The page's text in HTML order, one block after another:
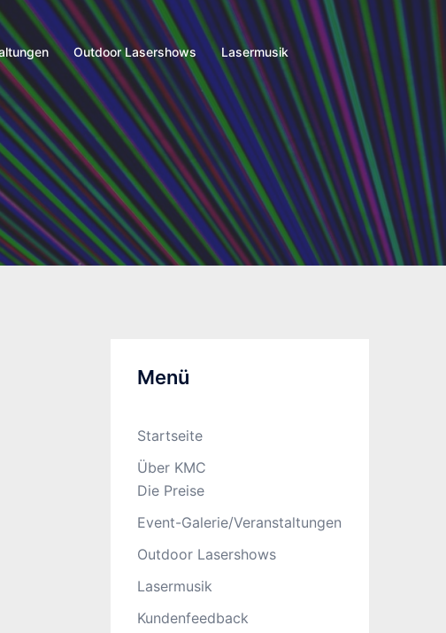
Outdoor Lasershows
Lasermusik
Menü
Startseite
Über KMC
Die Preise
Event-Galerie/Veranstaltungen
Outdoor Lasershows
Lasermusik
Kundenfeedback